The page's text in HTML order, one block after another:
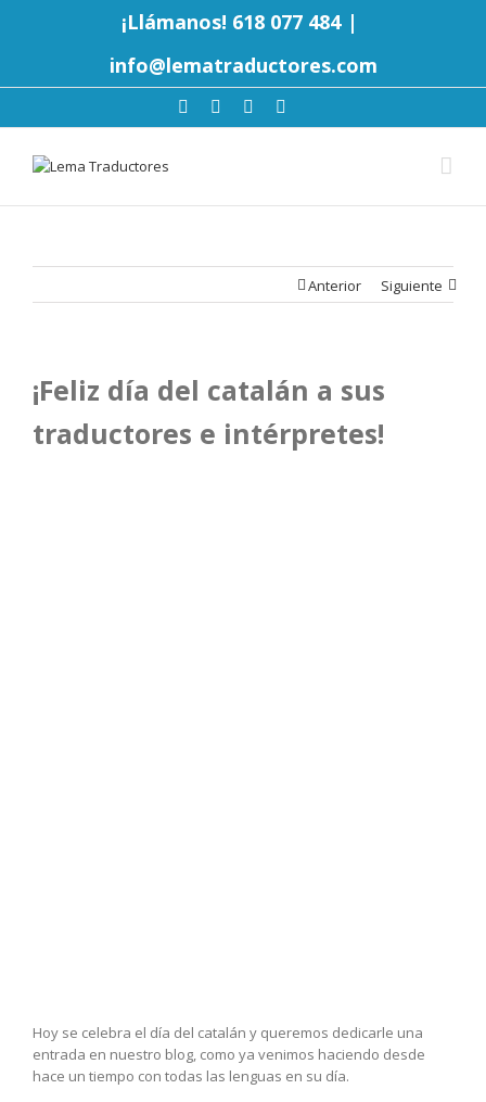
¡Llámanos! 618 077 484 |
info@lematraductores.com
Anterior Siguiente
¡Feliz día del catalán a sus
traductores e intérpretes!
Hoy se celebra el día del catalán y queremos dedicarle una
entrada en nuestro blog, como ya venimos haciendo desde
hace un tiempo con todas las lenguas en su día.